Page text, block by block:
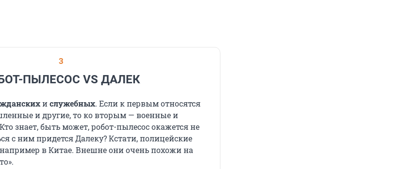
3
ПЫЛЕСОС VS ДАЛЕК
ислужебных. Если к первым относятся
и другие, то ко вторым — военные и
знает, быть может, робот-пылесос окажется не
с ним придется Далеку? Кстати, полицейские
в Китае. Внешне они очень похожи на